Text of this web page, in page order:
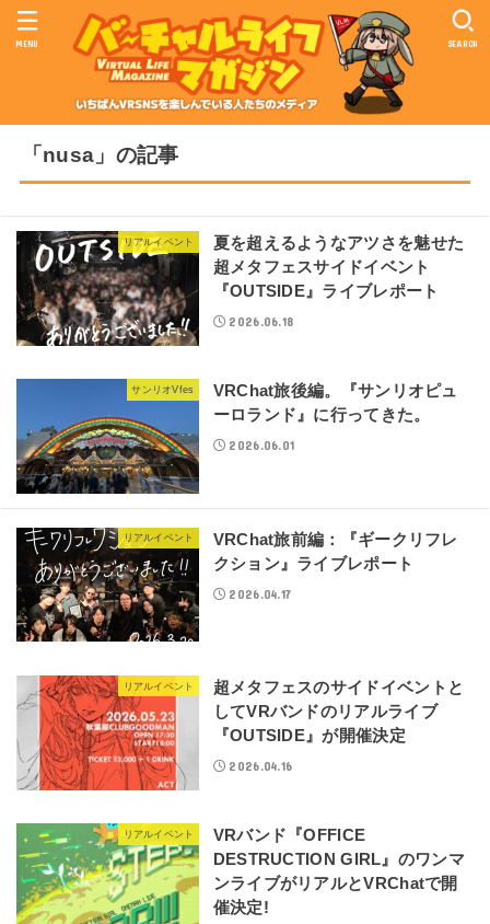
SEARCH
MENU
「nusa」の記事
リアルイベント
夏を超えるようなアツさを魅せた
超メタフェスサイドイベント
『OUTSIDE』ライブレポート
2026.06.18
サンリオVfes
VRChat旅後編。『サンリオピュ
ーロランド』に行ってきた。
2026.06.01
リアルイベント
VRChat旅前編：『ギークリフレ
クション』ライブレポート
2026.04.17
リアルイベント
超メタフェスのサイドイベントと
してVRバンドのリアルライブ
『OUTSIDE』が開催決定
2026.04.16
リアルイベント
VRバンド『OFFICE
DESTRUCTION GIRL』のワンマ
ンライブがリアルとVRChatで開
催決定!